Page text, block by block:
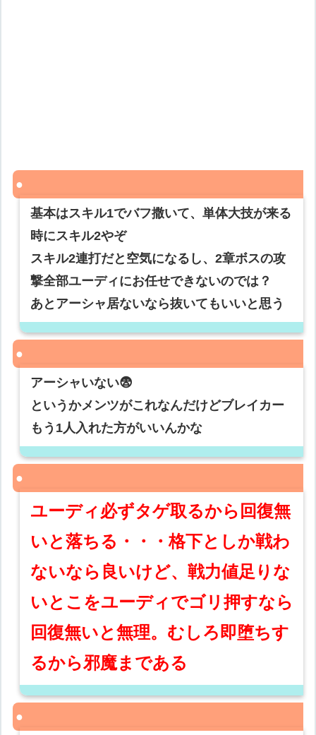
基本はスキル1でバフ撒いて、単体大技が来る
時にスキル2やぞ
スキル2連打だと空気になるし、2章ボスの攻
撃全部ユーディにお任せできないのでは？
あとアーシャ居ないなら抜いてもいいと思う
アーシャいない😨
というかメンツがこれなんだけどブレイカー
もう1人入れた方がいいんかな
ユーディ必ずタゲ取るから回復無
いと落ちる・・・格下としか戦わ
ないなら良いけど、戦力値足りな
いとこをユーディでゴリ押すなら
回復無いと無理。むしろ即堕ちす
るから邪魔まである